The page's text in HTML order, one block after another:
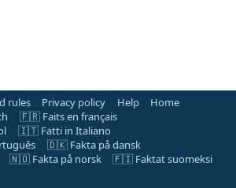
rules Privacy policy Help
Home
🇫🇷 Faits en français
🇮🇹 Fatti in Italiano
🇩🇰 Fakta på dansk
🇳🇴 Fakta på norsk
🇫🇮 Faktat suomeksi